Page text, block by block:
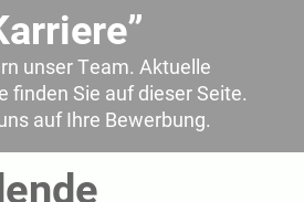
unser Team. Aktuelle
finden Sie auf dieser Seite.
auf Ihre Bewerbung.